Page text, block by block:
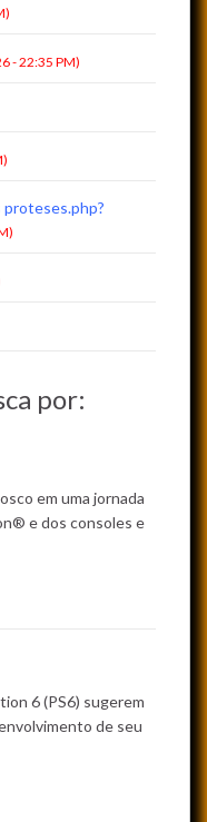
- 22:35 PM)
por:
em uma jornada
e dos consoles e
6 (PS6) sugerem
de seu